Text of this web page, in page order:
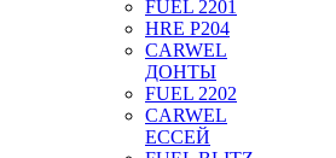
FUEL 2201
HRE P204
CARWEL
ДОНТЫ
FUEL 2202
CARWEL
ЕССЕЙ